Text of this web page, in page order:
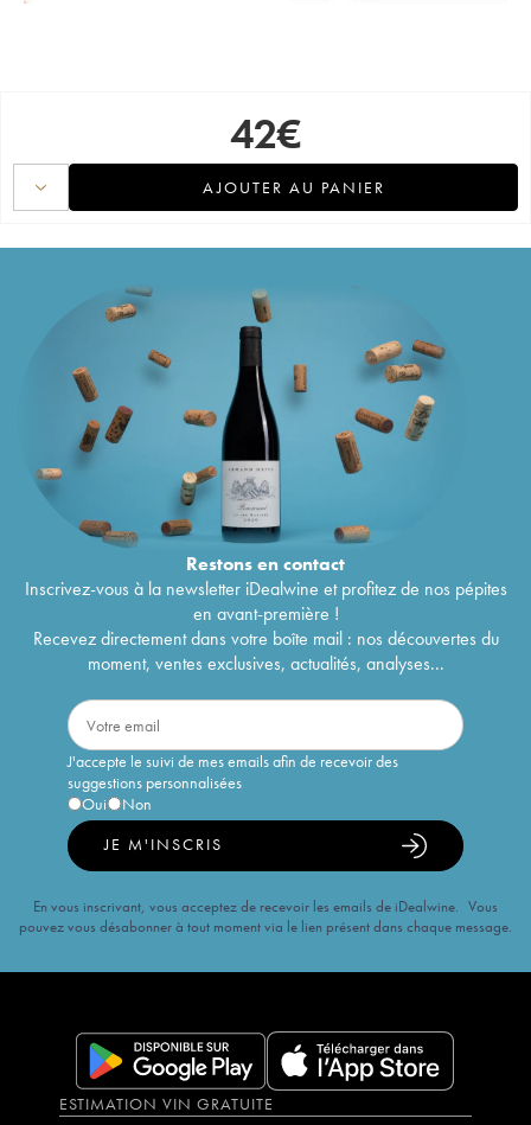
42€
AJOUTER AU PANIER
Restons encontact
Inscrivez-vous à la newsletter iDealwine et profitez de nos pépites
en avant-première !
Recevez directement dans votre boîte mail : nos découvertes du
moment, ventes exclusives, actualités, analyses...
J'accepte le suivi de mes emails afin de recevoir des
suggestions personnalisées
Oui
Non
JE M'INSCRIS
En vous inscrivant, vous acceptez de recevoir les emails de iDealwine. Vous
pouvez vous désabonner à tout moment via le lien présent dans chaque message.
ESTIMATION VIN GRATUITE